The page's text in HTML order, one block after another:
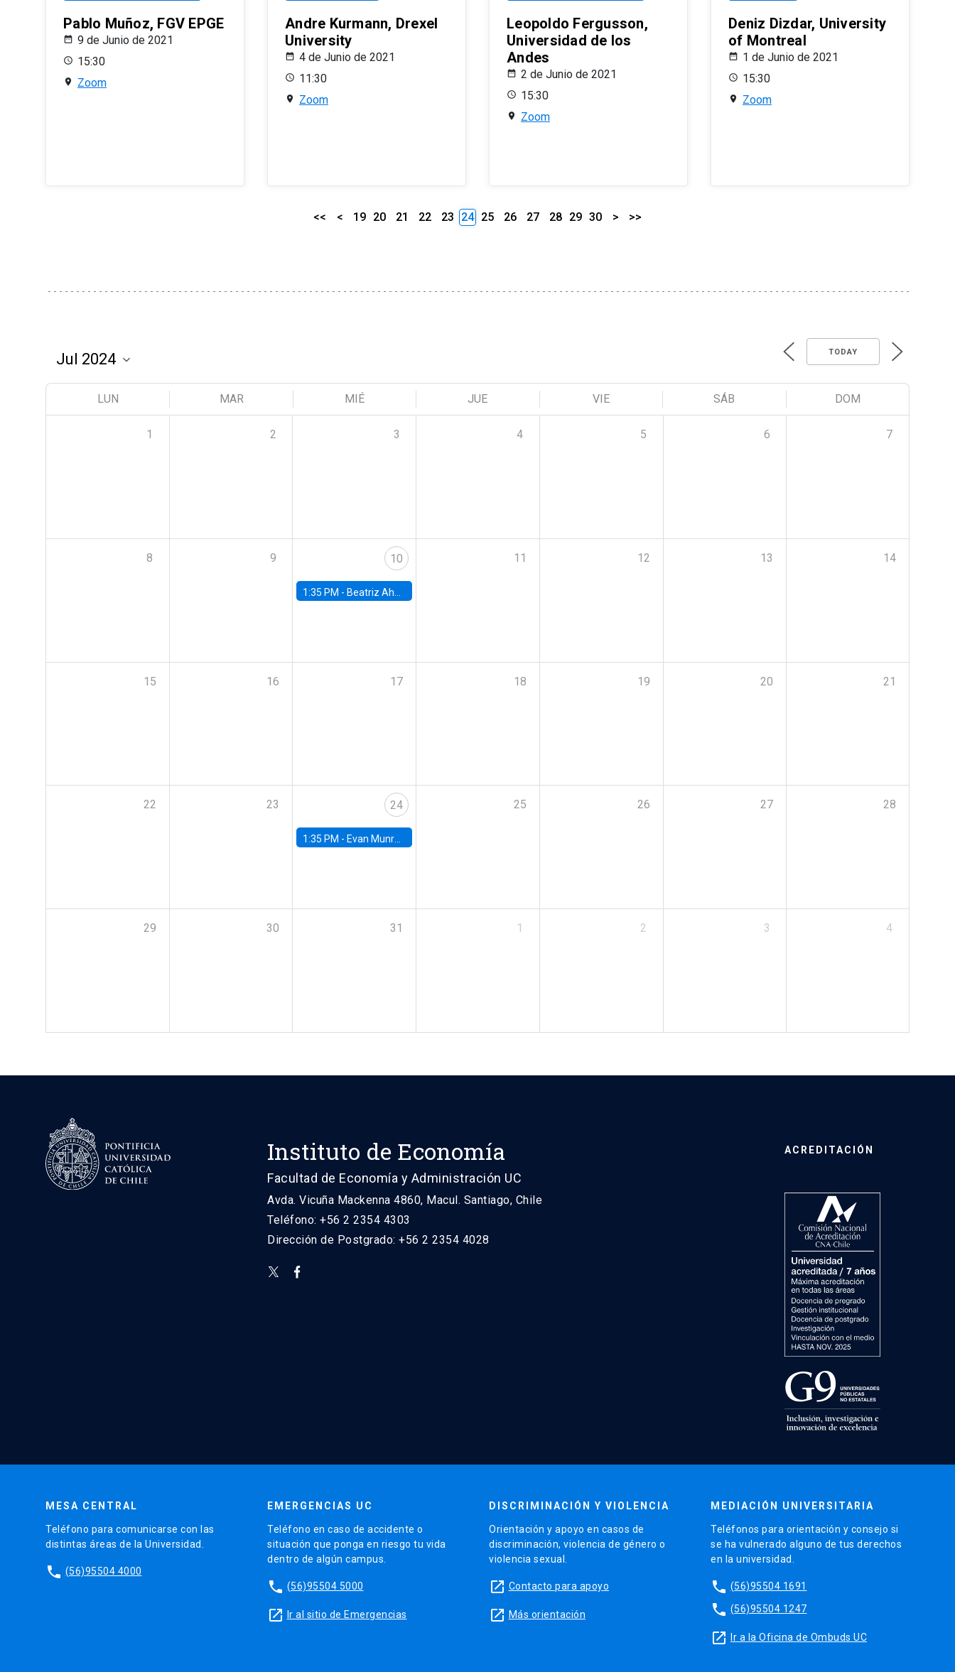
Pablo Muñoz, FGV EPGE
9 de Junio de 2021
15:30
Zoom
Andre Kurmann, Drexel
University
4 de Junio de 2021
11:30
Zoom
Leopoldo Fergusson,
Universidad de los
Andes
2 de Junio de 2021
15:30
Zoom
Deniz Dizdar, University
of Montreal
1 de Junio de 2021
15:30
Zoom
<< < 19 20 21 22 23 24 25 26 27 28 29 30 > >>
TODAY
LUN MAR MIÉ JUE VIE SÁB DOM
1 2 3 4 5 6 7
8 9 10
1:35 PM - Beatriz Ahumada, PhD candidate, Universidad de Pittsburgh
11 12 13 14
15 16 17 18 19 20 21
22 23 24
1:35 PM - Evan Munro, Neyman Visiting Assistant Professor in the Department of Statistics at UC Berkeley
25 26 27 28
29 30 31 1 2 3 4
Instituto de Economía
Facultad de Economía y Administración UC
Avda. Vicuña Mackenna 4860, Macul. Santiago, Chile
Teléfono: +56 2 2354 4303
Dirección de Postgrado: +56 2 2354 4028
ACREDITACIÓN
MESA CENTRAL
Teléfono para comunicarse con las
distintas áreas de la Universidad.
phone (56)95504 4000
EMERGENCIAS UC
Teléfono en caso de accidente o
situación que ponga en riesgo tu vida
dentro de algún campus.
phone (56)95504 5000
launch Ir al sitio de Emergencias
DISCRIMINACIÓN Y VIOLENCIA
Orientación y apoyo en casos de
discriminación, violencia de género o
violencia sexual.
launch Contacto para apoyo
launch Más orientación
MEDIACIÓN UNIVERSITARIA
Teléfonos para orientación y consejo si
se ha vulnerado alguno de tus derechos
en la universidad.
phone (56)95504 1691
phone (56)95504 1247
launch Ir a la Oficina de Ombuds UC